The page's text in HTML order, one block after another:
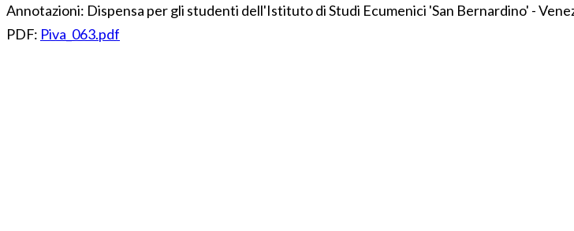
Annotazioni: Dispensa per gli studenti dell'Istituto di Studi Ecumenici 'San Bernardino' -
PDF: Piva_063.pdf